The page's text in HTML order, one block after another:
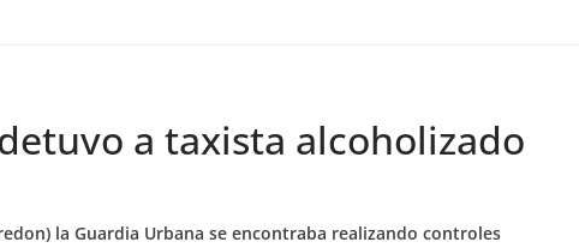
a taxista alcoholizado
la Guardia Urbana se encontraba realizando controles